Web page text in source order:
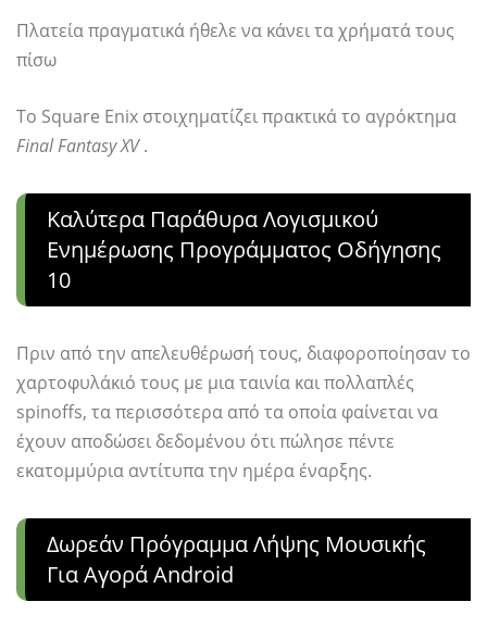
Πλατεία πραγματικά ήθελε να κάνει τα χρήματά τους
πίσω
Το Square Enix στοιχηματίζει πρακτικά το αγρόκτημα
Final Fantasy XV.
Καλύτερα Παράθυρα Λογισμικού
Ενημέρωσης Προγράμματος Οδήγησης
10
Πριν από την απελευθέρωσή τους, διαφοροποίησαν το
χαρτοφυλάκιό τους με μια ταινία και πολλαπλές
spinoffs, τα περισσότερα από τα οποία φαίνεται να
έχουν αποδώσει δεδομένου ότι πώλησε πέντε
εκατομμύρια αντίτυπα την ημέρα έναρξης.
Δωρεάν Πρόγραμμα Λήψης Μουσικής
Για Αγορά Android